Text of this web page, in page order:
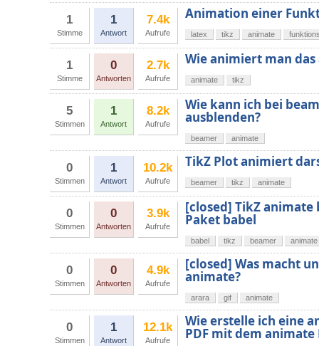
1
Stimme
1
Antwort
7.4k
Aufrufe
Animation einer
latex tikz animate
1
Stimme
0
Antworten
2.7k
Aufrufe
Wie animiert man das
animate tikz
5
Stimmen
1
Antwort
8.2k
Aufrufe
Wie kann ich bei
ausblenden?
beamer animate
0
Stimmen
1
Antwort
10.2k
Aufrufe
TikZ Plot animiert
beamer tikz animate
0
Stimmen
0
Antworten
3.9k
Aufrufe
[closed] TikZ
Paket babel
babel tikz beamer animate
0
Stimmen
0
Antworten
4.9k
Aufrufe
[closed] Was macht
animate?
arara gif animate
0
Stimmen
1
Antwort
12.1k
Aufrufe
Wie erstelle ich eine
PDF mit dem animate